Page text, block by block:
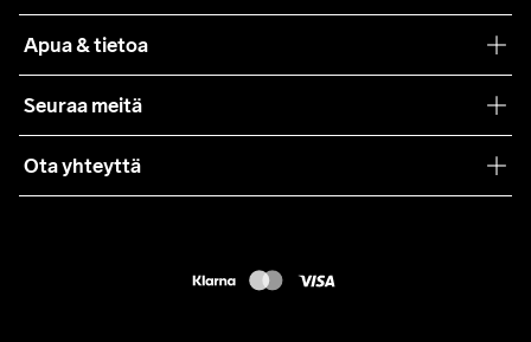
Yhteistyöt
Lehdistö
Apua & tietoa
Käyttöehdot
Asiakaspalvelu
Seuraa meitä
Ota yhteyttä